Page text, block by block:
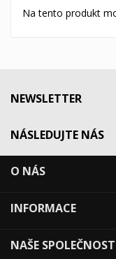
Na tento produkt
NEWSLETTER
NÁSLEDUJTE NÁS
O NÁS
INFORMACE
NAŠE SPOLEČNOST